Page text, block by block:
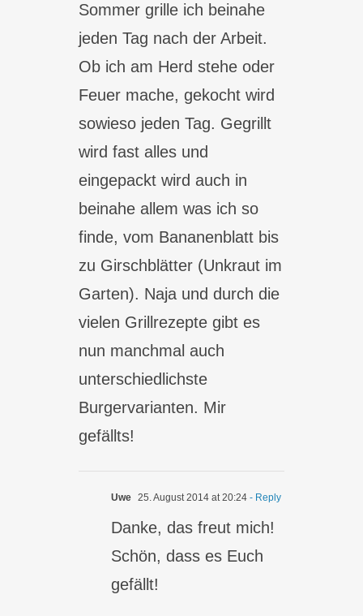
Sommer grille ich beinahe
jeden Tag nach der Arbeit.
Ob ich am Herd stehe oder
Feuer mache, gekocht wird
sowieso jeden Tag. Gegrillt
wird fast alles und
eingepackt wird auch in
beinahe allem was ich so
finde, vom Bananenblatt bis
zu Girschblätter (Unkraut im
Garten). Naja und durch die
vielen Grillrezepte gibt es
nun manchmal auch
unterschiedlichste
Burgervarianten. Mir
gefällts!
Uwe 25. August 2014 at 20:24 - Reply
Danke, das freut mich!
Schön, dass es Euch
gefällt!